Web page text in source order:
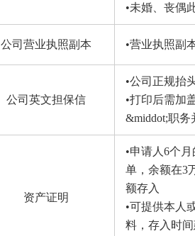
•未婚、丧偶
公司营业执照副本 •营业执照副
公司英文担保信
•公司正规抬
•打印后需加
&middot;职
资产证明
•申请人6个
单，余额在3
额存入
•可提供本人
料，存入时